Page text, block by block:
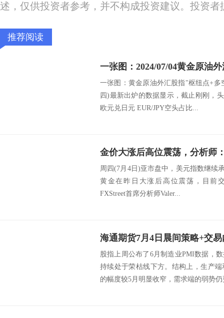
述，仅供投资者参考，并不构成投资建议。投资
推荐阅读
一张图：黄金原油外汇股指"枢纽点+多
四)最新出炉的数据显示，截止刚刚，
欧元兑日元 EUR/JPY空头占比...
周四(7月4日)亚市盘中，美元指数继续
黄金在昨日大涨后高位震荡，目前
FXStreet首席分析师Valer...
海通期货7月4日晨间策略+交
股指上周公布了6月制造业PMI数据，
持续处于荣枯线下方。结构上，生产
的幅度较5月明显收窄，需求端的弱势